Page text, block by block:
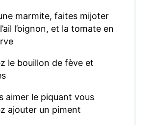
marmite, faites mijoter
l’ail l’oignon, et la tomate en
le bouillon de fève et
aimer le piquant vous
ajouter un piment